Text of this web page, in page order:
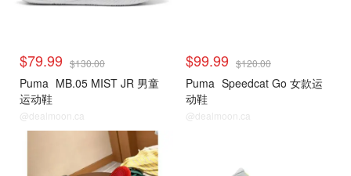
$79.99 $130.00
Puma MB.05 MIST JR 男童
运动鞋
@dealmoon.ca
$99.99 $120.00
Puma Speedcat Go 女款运
动鞋
@dealmoon.ca